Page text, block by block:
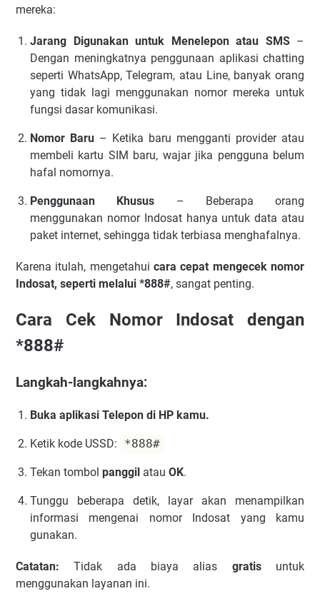
mereka:
Jarang Digunakan untuk Menelepon atau SMS–
Dengan meningkatnya penggunaan aplikasi chatting
seperti WhatsApp, Telegram, atau Line, banyak orang
yang tidak lagi menggunakan nomor mereka untuk
fungsi dasar komunikasi.
Nomor Baru – Ketika baru mengganti provider atau
membeli kartu SIM baru, wajar jika pengguna belum
hafal nomornya.
Penggunaan Khusus – Beberapa orang
menggunakan nomor Indosat hanya untuk data atau
paket internet, sehingga tidak terbiasa menghafalnya.
Karena itulah, mengetahui cara cepat mengecek nomor
Indosat, seperti melalui *888#, sangat penting.
Cara Cek Nomor Indosat dengan
*888#
Langkah-langkahnya:
Buka aplikasi Telepon di HP kamu.
Ketik kode USSD: *888#
Tekan tombol panggil atau OK.
Tunggu beberapa detik, layar akan menampilkan
informasi mengenai nomor Indosat yang kamu
gunakan.
Catatan: Tidak ada biaya alias gratisuntuk
menggunakan layanan ini.